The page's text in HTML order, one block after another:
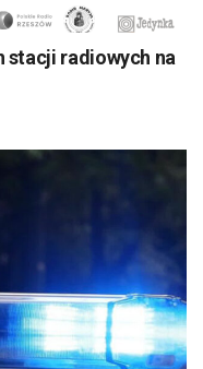
stacji radiowych na